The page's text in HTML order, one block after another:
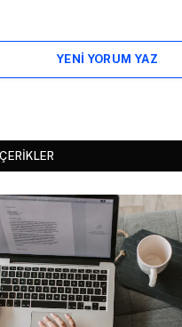
YENI YORUM YAZ